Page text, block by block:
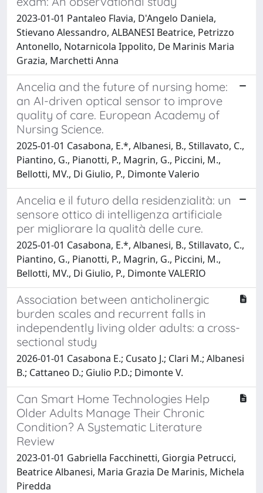
2023-01-01 Pantaleo Flavia, D'Angelo Daniela,
Stievano Alessandro, ALBANESI Beatrice, Petrizzo
Antonello, Notarnicola Ippolito, De Marinis Maria
Grazia, Marchetti Anna
Ancelia and the future of nursing home:
an AI-driven optical sensor to improve
quality of care. European Academy of
Nursing Science.
2025-01-01 Casabona, E.*, Albanesi, B., Stillavato, C.,
Piantino, G., Pianotti, P., Magrin, G., Piccini, M.,
Bellotti, MV., Di Giulio, P., Dimonte Valerio
Ancelia e il futuro della residenzialità: un
sensore ottico di intelligenza artificiale
per migliorare la qualità delle cure.
2025-01-01 Casabona, E.*, Albanesi, B., Stillavato, C.,
Piantino, G., Pianotti, P., Magrin, G., Piccini, M.,
Bellotti, MV., Di Giulio, P., Dimonte VALERIO
Association between anticholinergic
burden scales and recurrent falls in
independently living older adults: a cross-
sectional study
2026-01-01 Casabona E.; Cusato J.; Clari M.; Albanesi
B.; Cattaneo D.; Giulio P.D.; Dimonte V.
Can Smart Home Technologies Help
Older Adults Manage Their Chronic
Condition? A Systematic Literature
Review
2023-01-01 Gabriella Facchinetti, Giorgia Petrucci,
Beatrice Albanesi, Maria Grazia De Marinis, Michela
Piredda